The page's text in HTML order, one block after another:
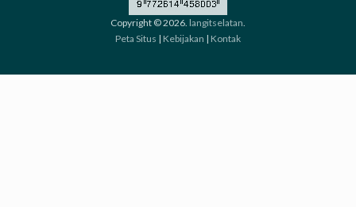
Copyright © 2026. langitselatan.
Peta Situs | Kebijakan | Kontak